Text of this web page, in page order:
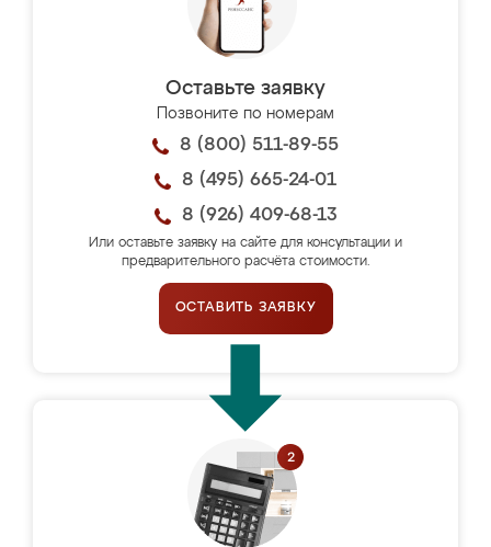
Оставьте заявку
Позвоните по номерам
8 (800) 511-89-55
8 (495) 665-24-01
8 (926) 409-68-13
Или оставьте заявку на сайте для консультации и
предварительного расчёта стоимости.
ОСТАВИТЬ ЗАЯВКУ